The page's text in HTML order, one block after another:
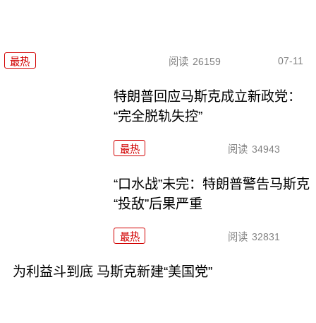
最热 阅读 26159 07-11
特朗普回应马斯克成立新政党：
“完全脱轨失控”
最热 阅读 34943
“口水战”未完：特朗普警告马斯克
“投敌”后果严重
最热 阅读 32831
为利益斗到底 马斯克新建“美国党”